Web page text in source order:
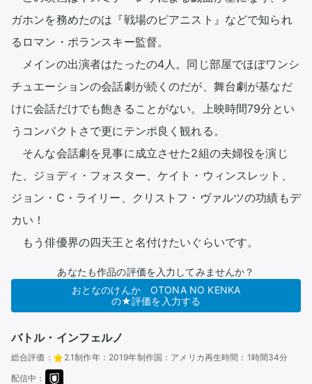
ガホンを務めたのは『戦場のピアニスト』などで知られ
るロマン・ポランスキー監督。
メインの出演者はたったの4人。同じ部屋でほぼワンシ
チュエーションの会話劇が続くのだが、舞台劇が基なだ
けに会話だけでも飽きることがない。上映時間79分とい
うコンパクトさで更にテンポ良く観れる。
そんな会話劇を見事に成立させた2組の夫婦役を演じ
た、ジョディ・フォスター、ケイト・ウィンスレット、
ジョン・C・ライリー、クリストフ・ヴァルツの功績もデ
カい！
もう俳優界の四天王と名付けたいぐらいです。
あなたも作品の評価を入力してみませんか？
おとなのけんか OTONA NO KENKA
の★評価を入力する
バトル・インフェルノ
総合評価： 2.1制作年： 2019年制作国： アメリカ再生時間： 1時間34分
配信中：